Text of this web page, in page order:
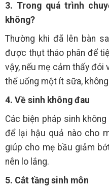
3. Trong quá trình
không?
Thường khi đã lên bàn
được thụt tháo phân để
vậy, nếu mẹ cảm thấy đói
thể uống một ít sữa,
4. Về sinh không đau
Các biện pháp sinh
để lại hậu quả nào cho
giúp cho mẹ bầu giảm
nên lo lắng.
5. Cắt tầng sinh môn